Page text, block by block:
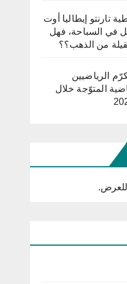
تارنتو إيطاليا أوت
في السباحة، فهل
من الذهب؟؟
الرياضيين
المتوّجة خلال
للعرض.